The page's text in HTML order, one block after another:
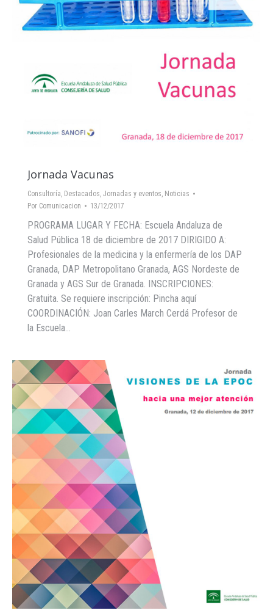
Jornada Vacunas
Consultoría, Destacados, Jornadas y eventos, Noticias
Por Comunicacion 13/12/2017
PROGRAMA LUGAR Y FECHA: Escuela Andaluza de
Salud Pública 18 de diciembre de 2017 DIRIGIDO A:
Profesionales de la medicina y la enfermería de los DAP
Granada, DAP Metropolitano Granada, AGS Nordeste de
Granada y AGS Sur de Granada. INSCRIPCIONES:
Gratuita. Se requiere inscripción: Pincha aquí
COORDINACIÓN: Joan Carles March Cerdá Profesor de
la Escuela…